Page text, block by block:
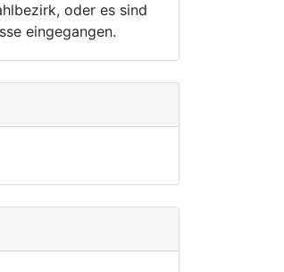
oder es sind
eingegangen.